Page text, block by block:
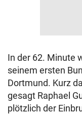
In der 62. Minute
seinem ersten
Dortmund. Kurz
gesagt Raphael
plötzlich der